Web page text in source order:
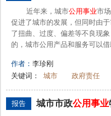
近年来，城市公用事业市
促进了城市的发展，但同时由
了扭曲、过度、偏差等不良现象
的，城市公用产品和服务可以
作者： 李珍刚
关键词：
城市 政府责任
报告 城市市政公用事业